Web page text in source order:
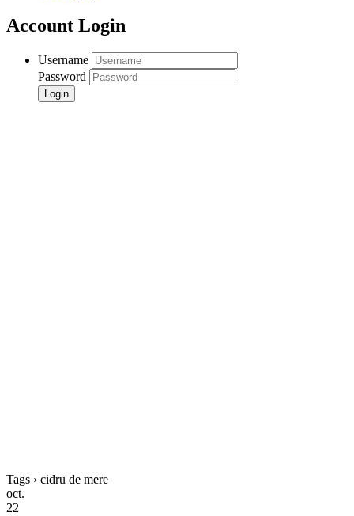
Account Login
Username
Password
Tags › cidru de mere
oct.
22